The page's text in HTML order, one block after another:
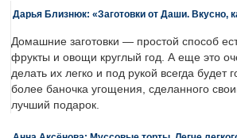
Дарья Близнюк: «Заготовки от Даши. Вкусно,
Домашние заготовки — простой способ
фрукты и овощи круглый год. А еще это
делать их легко и под рукой всегда будет
более баночка угощения, сделанного
лучший подарок.